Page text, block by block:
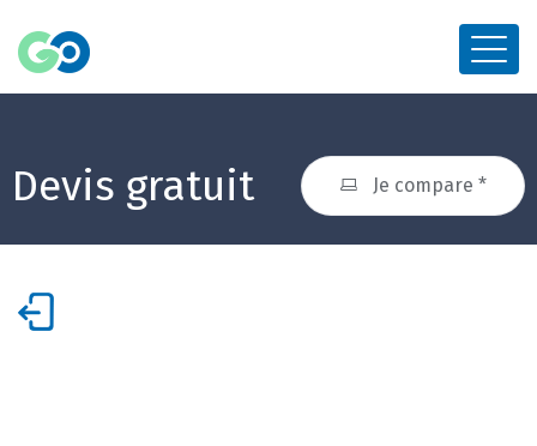
Devis gratuit Je compare *